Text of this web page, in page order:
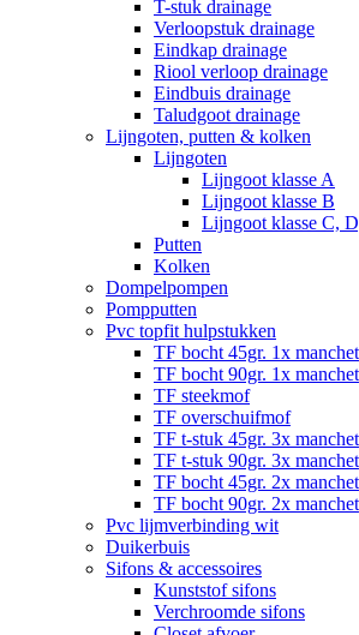
T-stuk drainage
Verloopstuk drainage
Eindkap drainage
Riool verloop drainage
Eindbuis drainage
Taludgoot drainage
Lijngoten, putten & kolken
Lijngoten
Lijngoot klasse A
Lijngoot klasse B
Lijngoot klasse C,
Putten
Kolken
Dompelpompen
Pompputten
Pvc topfit hulpstukken
TF bocht 45gr. 1x manchet
TF bocht 90gr. 1x manchet
TF steekmof
TF overschuifmof
TF t-stuk 45gr. 3x manchet
TF t-stuk 90gr. 3x manchet
TF bocht 45gr. 2x manchet
TF bocht 90gr. 2x manchet
Pvc lijmverbinding wit
Duikerbuis
Sifons & accessoires
Kunststof sifons
Verchroomde sifons